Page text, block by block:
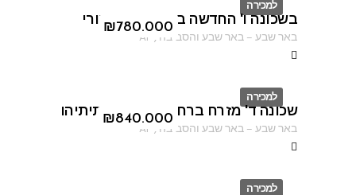
למכירה
ID
₪780.000
בשכונה ו' החדשה ברחוב יעקב דורי
באר שבע–באר שבע והסביבה ,
AF
למכירה
ID
₪840.000
שכונה ד' מזרח ברחוב יוסף בן מתיתיהו
באר שבע–באר שבע והסביבה ,
AF
למכירה